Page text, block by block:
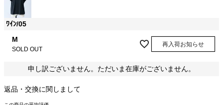
ﾜｲﾝ/05
M
SOLD OUT
再入荷お知らせ
申し訳ございません。ただいま在庫がございません。
返品・交換に関しまして